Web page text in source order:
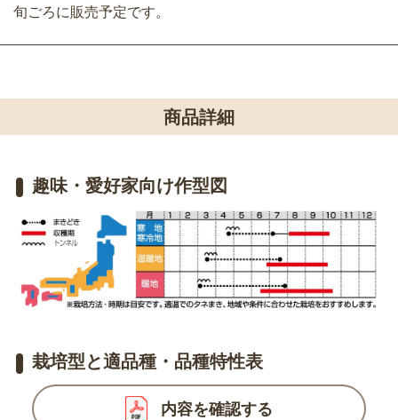
旬ごろに販売予定です。
商品詳細
趣味・愛好家向け作型図
栽培型と適品種・品種特性表
内容を確認する